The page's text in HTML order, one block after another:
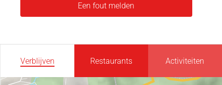
Een fout melden
Verblijven Restaurants Activiteiten